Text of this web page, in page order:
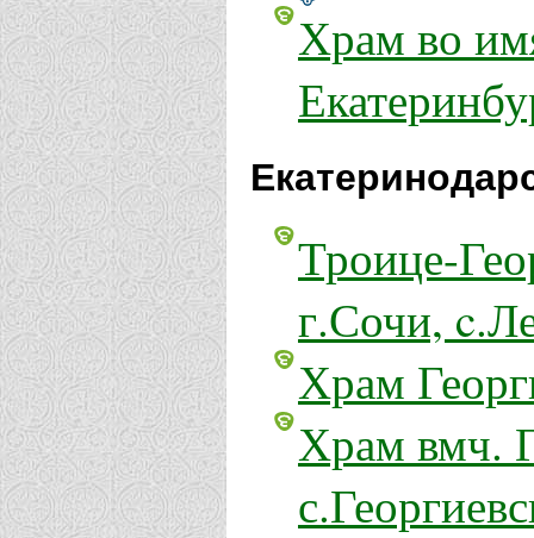
Храм во
Троице-
г.Сочи,
Храм
Храм вмч.